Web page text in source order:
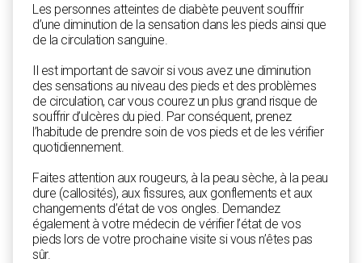
Les personnes atteintes de diabète peuvent souffrir
d’une diminution de la sensation dans les pieds ainsi que
de la circulation sanguine.
Il est important de savoir si vous avez une diminution
des sensations au niveau des pieds et des problèmes
de circulation, car vous courez un plus grand risque de
souffrir d’ulcères du pied. Par conséquent, prenez
l’habitude de prendre soin de vos pieds et de les vérifier
quotidiennement.
Faites attention aux rougeurs, à la peau sèche, à la peau
dure (callosités), aux fissures, aux gonflements et aux
changements d’état de vos ongles. Demandez
également à votre médecin de vérifier l’état de vos
pieds lors de votre prochaine visite si vous n’êtes pas
sûr.